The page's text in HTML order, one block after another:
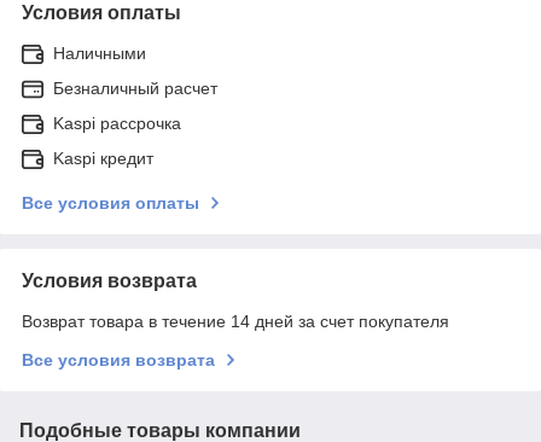
Условия оплаты
Наличными
Безналичный расчет
Kaspi рассрочка
Kaspi кредит
Все условия оплаты
Условия возврата
Возврат товара в течение 14 дней за счет покупателя
Все условия возврата
Подобные товары компании